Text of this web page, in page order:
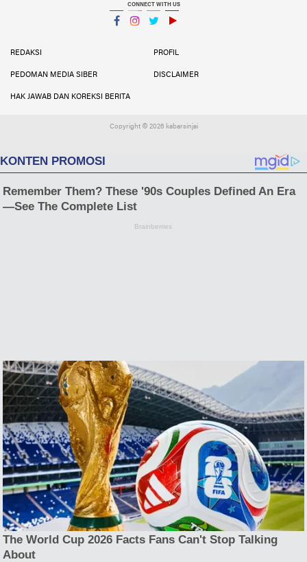
CONNECT WITH US
REDAKSI
PROFIL
PEDOMAN MEDIA SIBER DISCLAIMER
HAK JAWAB DAN KOREKSI BERITA
Copyright © 2026 kabarsinjai